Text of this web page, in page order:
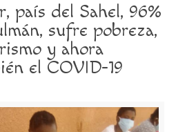
país del Sahel, 96%
sufre pobreza,
y ahora
el COVID-19